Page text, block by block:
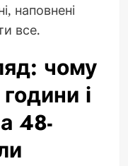
наповнені
все.
чому
і
48-